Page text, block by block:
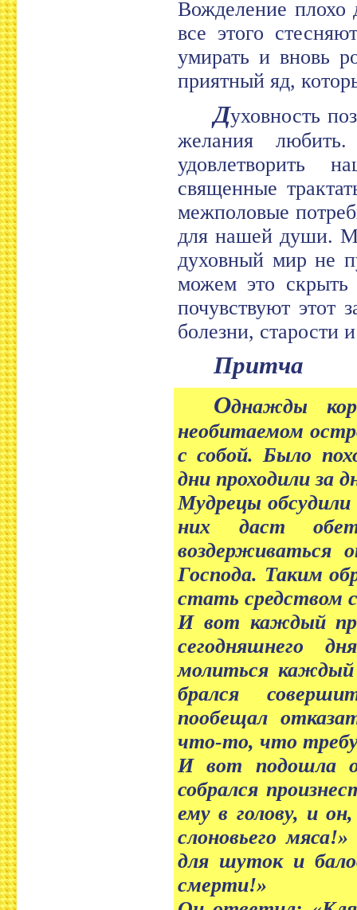
Вожделение плохо
все этого
умирать и вновь
приятный яд,
Духовность
желания
удовлетворить
священные
межполовые
для нашей души.
духовный мир не
можем это скрыть
почувствуют этот
болезни, старости
Притча
Однажды
необитаемом
с собой. Было
дни проходили за
Мудрецы
них даст
воздерживаться
Господа. Таким
стать средством
И вот каждый
сегодняшнего
молиться
брался
пообещал
что-то, что
И вот подошла
собрался
ему в голову, и
слоновьего
для шуток и
смерти!»